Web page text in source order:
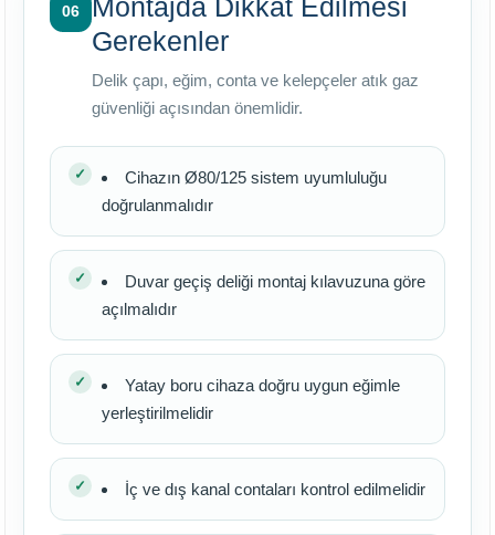
06
Montajda Dikkat Edilmesi
Gerekenler
Delik çapı, eğim, conta ve kelepçeler atık gaz
güvenliği açısından önemlidir.
Cihazın Ø80/125 sistem uyumluluğu
doğrulanmalıdır
Duvar geçiş deliği montaj kılavuzuna göre
açılmalıdır
Yatay boru cihaza doğru uygun eğimle
yerleştirilmelidir
İç ve dış kanal contaları kontrol edilmelidir